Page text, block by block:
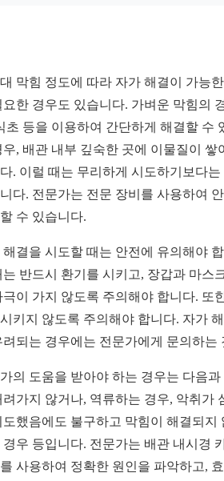
막힘 정도에 따라 자가 해결이 가능
요한 경우도 있습니다. 가벼운 막힘의
초 등을 이용하여 간단하게 해결할 수
우, 배관 내부 깊숙한 곳에 이물질이 쌓
. 이럴 때는 무리하게 시도하기보다
다. 전문가는 전문 장비를 사용하여
수 있습니다.
해결을 시도할 때는 안전에 유의해야
는 반드시 환기를 시키고, 장갑과 마스
극이 가지 않도록 주의해야 합니다. 또
키지 않도록 주의해야 합니다. 자가
려되는 경우에는 전문가에게 문의하는
의 도움을 받아야 하는 경우는 다음
려가지 않거나, 역류하는 경우, 악취가
도했음에도 불구하고 막힘이 해결되지
경우 등입니다. 전문가는 배관 내시경
사용하여 정확한 원인을 파악하고,